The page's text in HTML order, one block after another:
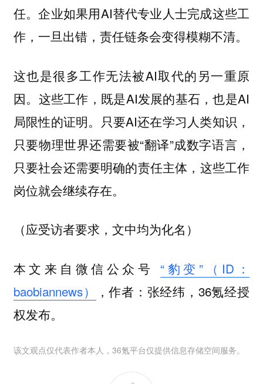
任。企业如果用AI替代专业人士完成这些工
作，一旦出错，责任链条会变得模糊不清。
这也是很多工作无法被AI取代的另一重原
因。这些工作，既是AI发展的基石，也是AI
局限性的证明。只要AI还在学习人类知识，
只要物理世界还需要被“翻译”成数字语言，
只要社会还需要明确的责任主体，这些工作
岗位就会继续存在。
（应受访者要求，文中均为化名）
本文来自微信公众号 “豹变”（ID：
baobiannews）
，作者：张经纬，36氪经授
权发布。
该文观点仅代表作者本人，36氪平台仅提供信息存储空间服务。